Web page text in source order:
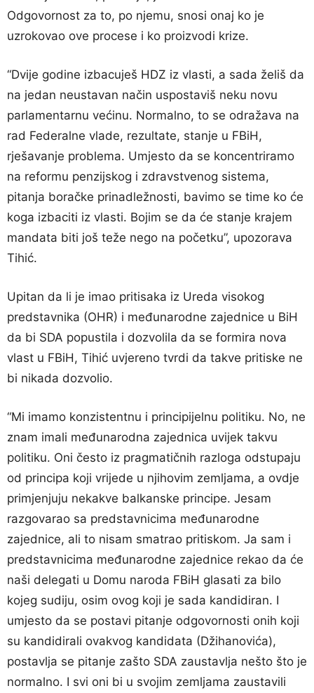
Odgovornost za to, po njemu, snosi onaj ko je
uzrokovao ove procese i ko proizvodi krize.
“Dvije godine izbacuješ HDZ iz vlasti, a sada želiš da
na jedan neustavan način uspostaviš neku novu
parlamentarnu većinu. Normalno, to se odražava na
rad Federalne vlade, rezultate, stanje u FBiH,
rješavanje problema. Umjesto da se koncentriramo
na reformu penzijskog i zdravstvenog sistema,
pitanja boračke prinadležnosti, bavimo se time ko će
koga izbaciti iz vlasti. Bojim se da će stanje krajem
mandata biti još teže nego na početku”, upozorava
Tihić.
Upitan da li je imao pritisaka iz Ureda visokog
predstavnika (OHR) i međunarodne zajednice u BiH
da bi SDA popustila i dozvolila da se formira nova
vlast u FBiH, Tihić uvjereno tvrdi da takve pritiske ne
bi nikada dozvolio.
“Mi imamo konzistentnu i principijelnu politiku. No, ne
znam imali međunarodna zajednica uvijek takvu
politiku. Oni često iz pragmatičnih razloga odstupaju
od principa koji vrijede u njihovim zemljama, a ovdje
primjenjuju nekakve balkanske principe. Jesam
razgovarao sa predstavnicima međunarodne
zajednice, ali to nisam smatrao pritiskom. Ja sam i
predstavnicima međunarodne zajednice rekao da će
naši delegati u Domu naroda FBiH glasati za bilo
kojeg sudiju, osim ovog koji je sada kandidiran. I
umjesto da se postavi pitanje odgovornosti onih koji
su kandidirali ovakvog kandidata (Džihanovića),
postavlja se pitanje zašto SDA zaustavlja nešto što je
normalno. I svi oni bi u svojim zemljama zaustavili